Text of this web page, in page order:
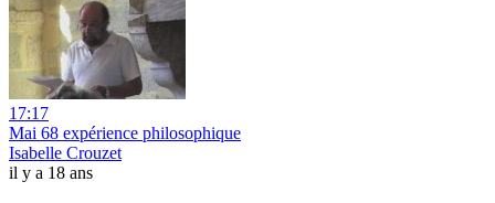
17:17
Mai 68 expérience philosophique
Isabelle Crouzet
il y a 18 ans